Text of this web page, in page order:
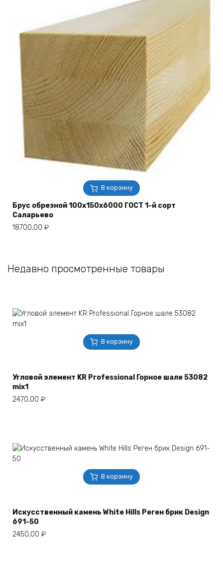
В корзину
Брус обрезной 100х150х6000 ГОСТ 1-й сорт
Саларьево
18700,00 ₽
Недавно просмотренные товары
В корзину
Угловой элемент KR Professional Горное шале 53082
mix1
2470,00 ₽
В корзину
Искусственный камень White Hills Реген брик Design
691-50
2450,00 ₽